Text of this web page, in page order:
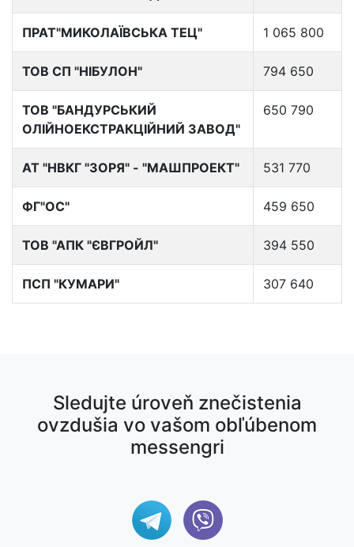
ПРАТ"МИКОЛАЇВСЬКА ТЕЦ" 1 065 800
ТОВ СП "НІБУЛОН" 794 650
ТОВ "БАНДУРСЬКИЙ
ОЛІЙНОЕКСТРАКЦІЙНИЙ ЗАВОД"
650 790
АТ "НВКГ "ЗОРЯ" - "МАШПРОЕКТ" 531 770
ФГ"ОС" 459 650
ТОВ "АПК "ЄВГРОЙЛ" 394 550
ПСП "КУМАРИ" 307 640
Sledujte úroveň znečistenia
ovzdušia vo vašom obľúbenom
messengri